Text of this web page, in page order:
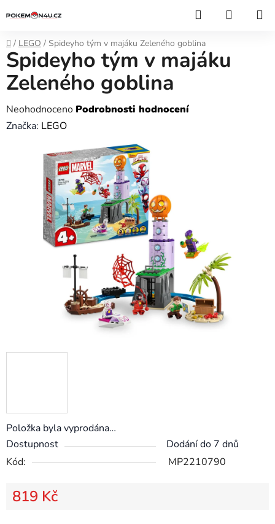
na
Hledat
Domů
/ LEGO / Spideyho tým v majáku Zeleného goblina
Položka byla vyprodána…
Dostupnost
Dodání do 7 dnů
Kód:
MP2210790
819 Kč
Spideyho tým v majáku
Zeleného goblina
Průměrné
hodnocení
hvězdiček.
Neohodnoceno Podrobnosti hodnocení
Značka: LEGO